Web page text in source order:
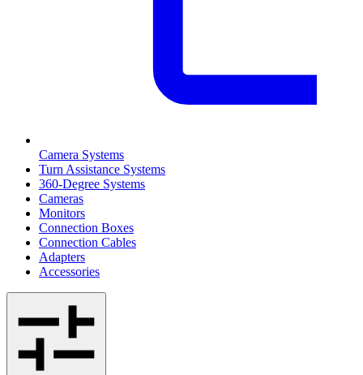
Camera Systems
Turn Assistance Systems
360-Degree Systems
Cameras
Monitors
Connection Boxes
Connection Cables
Adapters
Accessories